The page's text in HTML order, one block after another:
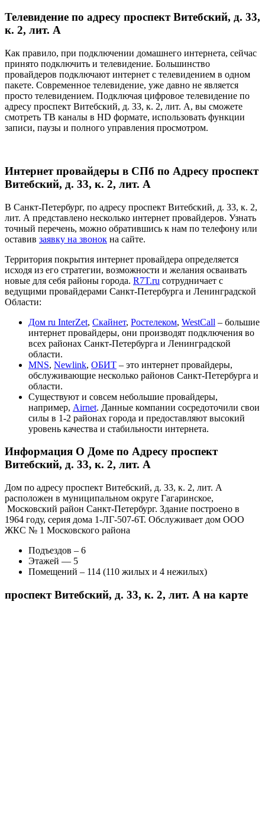
Телевидение по адресу проспект Витебский, д. 33,
к. 2, лит. А
Как правило, при подключении домашнего интернета, сейчас
принято подключить и телевидение. Большинство
провайдеров подключают интернет с телевидением в одном
пакете. Современное телевидение, уже давно не является
просто телевидением. Подключая цифровое телевидение по
адресу проспект Витебский, д. 33, к. 2, лит. А, вы сможете
смотреть ТВ каналы в HD формате, использовать функции
записи, паузы и полного управления просмотром.
Интернет провайдеры в СПб по Адресу проспект
Витебский, д. 33, к. 2, лит. А
В Санкт-Петербург, по адресу проспект Витебский, д. 33, к. 2,
лит. А представлено несколько интернет провайдеров. Узнать
точный перечень, можно обратившись к нам по телефону или
оставив заявку на звонок на сайте.
Территория покрытия интернет провайдера определяется
исходя из его стратегии, возможности и желания осваивать
новые для себя районы города. R7T.ru сотрудничает с
ведущими провайдерами Санкт-Петербурга и Ленинградской
Области:
Дом ru InterZet, Скайнет, Ростелеком, WestCall – большие
интернет провайдеры, они производят подключения во
всех районах Санкт-Петербурга и Ленинградской
области.
MNS, Newlink, ОБИТ – это интернет провайдеры,
обслуживающие несколько районов Санкт-Петербурга и
области.
Существуют и совсем небольшие провайдеры,
например, Airnet. Данные компании сосредоточили свои
силы в 1-2 районах города и предоставляют высокий
уровень качества и стабильности интернета.
Информация О Доме по Адресу проспект
Витебский, д. 33, к. 2, лит. А
Дом по адресу проспект Витебский, д. 33, к. 2, лит. А
расположен в муниципальном округе Гагаринское,
Московский район Санкт-Петербург. Здание построено в
1964 году, серия дома 1-ЛГ-507-6Т. Обслуживает дом ООО
ЖКС № 1 Московского района
Подъездов – 6
Этажей — 5
Помещений – 114 (110 жилых и 4 нежилых)
проспект Витебский, д. 33, к. 2, лит. А на карте